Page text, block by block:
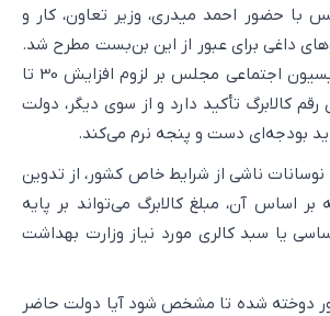
حضور احمد میدری، وزیر تعاون، کار و
داغی برای عبور از این بن‌بست مطرح شد.
از یک سو رئیس کمیسیون اجتماعی مجلس بر لزوم افزایش 30 تا
100 درصدی رقم کالابرگ تأکید دارد و از سوی دیگر، دولت
بودجه‌ای دست‌ و‌ پنجه نرم می‌کند.
نوسانات ناشی از شرایط خاص کشور، از تدوین
اساس آن، مبلغ کالابرگ می‌تواند بر پایه
اساسی یا سبد کالری مورد نیاز وزارت بهداشت
دوخته شده تا مشخص شود آیا دولت حاضر